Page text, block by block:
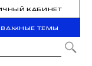
КАБИНЕТ
ВАЖНЫЕ ТЕМЫ